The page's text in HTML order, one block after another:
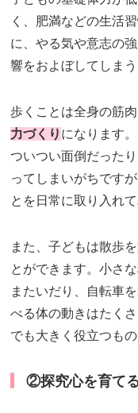
く、肥満などの生活
に、やる気や意志の
響をおよぼしてしまう
歩くことは全身の筋
力づくり になります。
ついつい面倒だった
ってしまいがちです
とを日常に取り入れ
また、子どもは散歩
とができます。小さ
またいだり、自転車
べる体の動きはたく
でも大きく役立つもの
②探究心を育て